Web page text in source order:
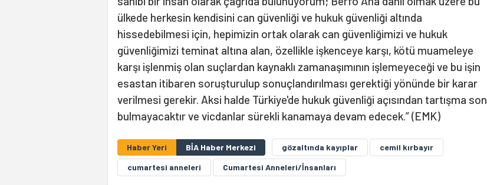
ülkede herkesin kendisini can güvenliği ve hukuk güvenliği altında
hissedebilmesi için, hepimizin ortak olarak can güvenliğimizi ve hukuk
güvenliğimizi teminat altına alan, özellikle işkenceye karşı, kötü muameleye
karşı işlenmiş olan suçlardan kaynaklı zamanaşımının işlemeyeceği ve bu işin
esastan itibaren soruşturulup sonuçlandırılması gerektiği yönünde bir karar
verilmesi gerekir. Aksi halde Türkiye'de hukuk güvenliği açısından tartışma son
bulmayacaktır ve vicdanlar sürekli kanamaya devam edecek.” (EMK)
Haber Yeri BİA Haber Merkezi gözaltında kayıplar
cemil kırbayır
cumartesi anneleri
Cumartesi Anneleri/İnsanları